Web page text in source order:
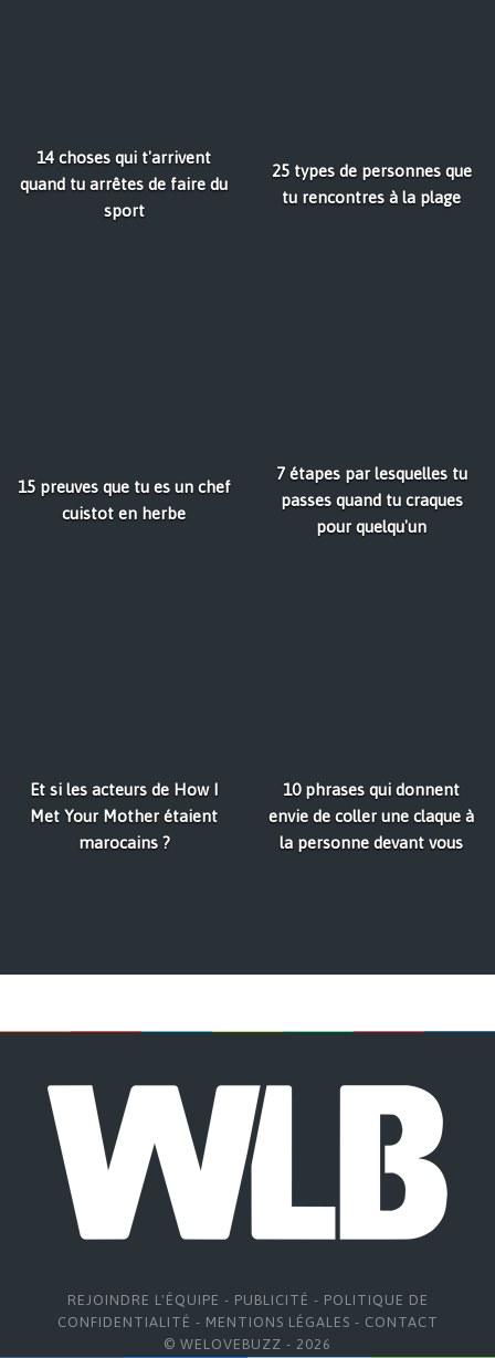
14 choses qui t'arrivent
quand tu arrêtes de faire du
sport
25 types de personnes que
tu rencontres à la plage
15 preuves que tu es un chef
cuistot en herbe
7 étapes par lesquelles tu
passes quand tu craques
pour quelqu'un
Et si les acteurs de How I
Met Your Mother étaient
marocains ?
10 phrases qui donnent
envie de coller une claque à
la personne devant vous
REJOINDRE L'ÉQUIPE - PUBLICITÉ - POLITIQUE DE
CONFIDENTIALITÉ - MENTIONS LÉGALES - CONTACT
© WELOVEBUZZ - 2026